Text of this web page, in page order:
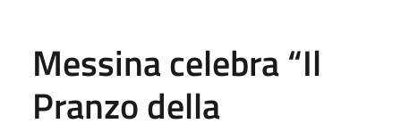
Messina celebra “Il
Pranzo della